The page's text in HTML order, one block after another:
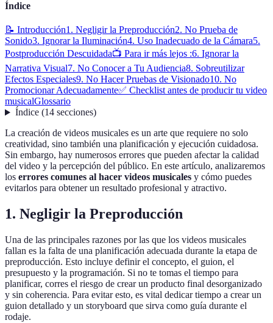
Índice
📝 Introducción1. Negligir la Preproducción2. No Prueba de
Sonido3. Ignorar la Iluminación4. Uso Inadecuado de la Cámara5.
Postproducción Descuidada📺 Para ir más lejos :6. Ignorar la
Narrativa Visual7. No Conocer a Tu Audiencia8. Sobreutilizar
Efectos Especiales9. No Hacer Pruebas de Visionado10. No
Promocionar Adecuadamente✅ Checklist antes de producir tu video
musicalGlossario
Índice(14 secciones)
La creación de videos musicales es un arte que requiere no solo
creatividad, sino también una planificación y ejecución cuidadosa.
Sin embargo, hay numerosos errores que pueden afectar la calidad
del video y la percepción del público. En este artículo, analizaremos
los errores comunes al hacer videos musicales y cómo puedes
evitarlos para obtener un resultado profesional y atractivo.
1. Negligir la Preproducción
Una de las principales razones por las que los videos musicales
fallan es la falta de una planificación adecuada durante la etapa de
preproducción. Esto incluye definir el concepto, el guion, el
presupuesto y la programación. Si no te tomas el tiempo para
planificar, corres el riesgo de crear un producto final desorganizado
y sin coherencia. Para evitar esto, es vital dedicar tiempo a crear un
guion detallado y un storyboard que sirva como guía durante el
rodaje.